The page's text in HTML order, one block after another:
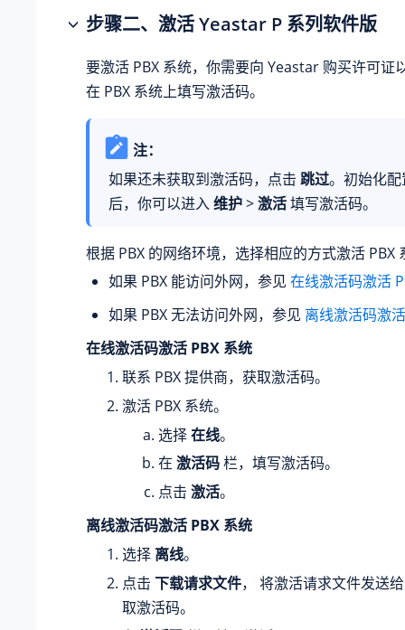
步骤二、激活Yeastar P 系列软件版
要激活 PBX 系统，你需要向 Yeastar 购买许可证
在 PBX 系统上填写激活码。
注：
如果还未获取到激活码，点击 跳过。初始化配
后，你可以进入维护>激活填写激活码。
根据 PBX 的网络环境，选择相应的方式激活 PBX
如果 PBX 能访问外网，参见 在线激活码激活
如果 PBX 无法访问外网，参见 离线激活码激
在线激活码激活 PBX 系统
联系 PBX 提供商，获取激活码。
激活 PBX 系统。
选择在线。
在 激活码栏，填写激活码。
点击 激活。
离线激活码激活 PBX 系统
选择 离线。
点击 下载请求文件， 将激活请求文件发送
取激活码。